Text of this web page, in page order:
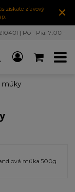
získate zľavový
×
| Po - Pia: 7:00 -
múky
múka 500g